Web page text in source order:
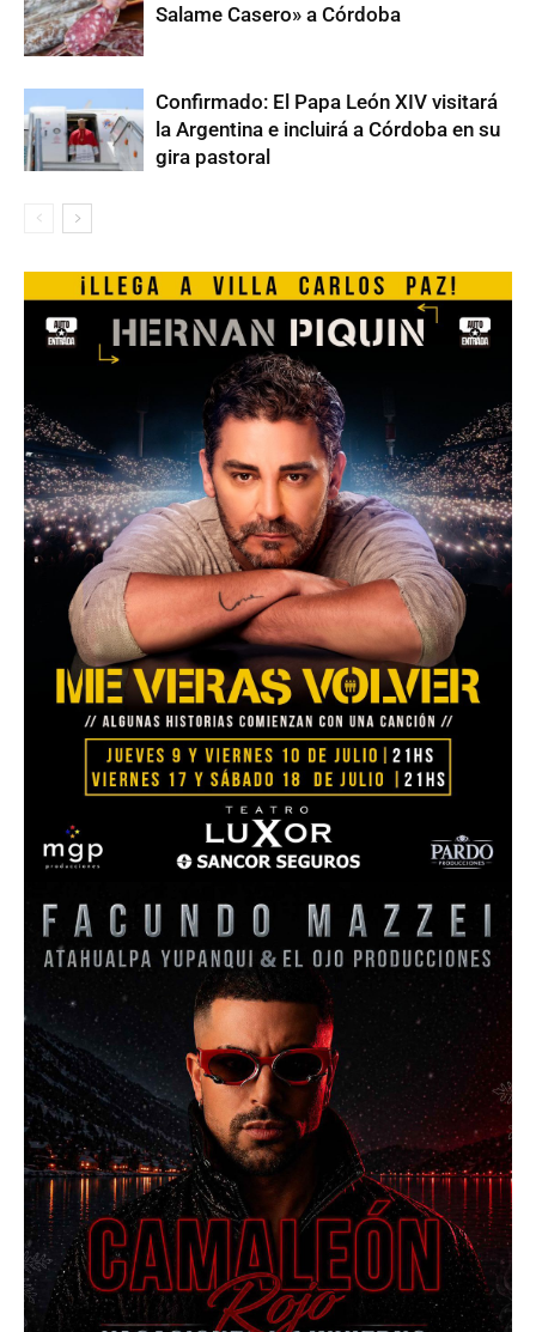
Salame Casero» a Córdoba
Confirmado: El Papa León XIV visitará
la Argentina e incluirá a Córdoba en su
gira pastoral